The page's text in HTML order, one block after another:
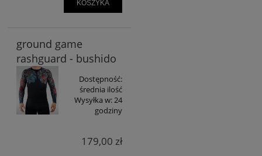
KOSZYKA
ground game
rashguard - bushido
Dostępność:
średnia ilość
Wysyłka w:24
godziny
179,00 zł